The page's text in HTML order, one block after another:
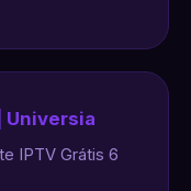
Universia
IPTV Grátis 6